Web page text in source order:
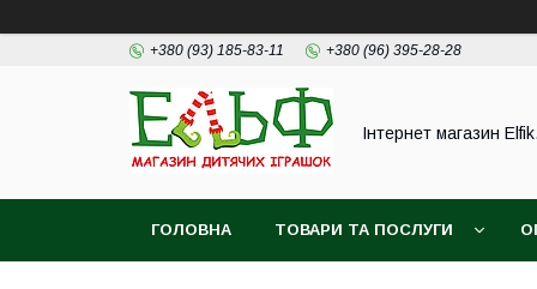
+380 (93) 185-83-11 +380 (96) 395-28-28
Інтернет магазин
ГОЛОВНА ТОВАРИ ТА ПОСЛУГИ